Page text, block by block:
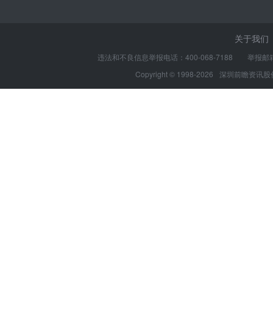
关于我们
违法和不良信息举报电话：400-068-7188 举报
Copyright © 1998-2026
深圳前瞻资讯股